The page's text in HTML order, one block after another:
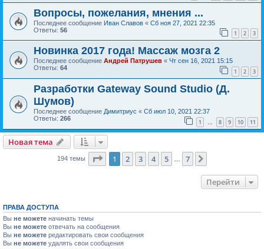
Вопросы, пожелания, мнения ...
Последнее сообщение Иван Славов « Сб ноя 27, 2021 22:35
Ответы: 56 1 2 3
Новинка 2017 года! Массаж мозга 2
Последнее сообщение Андрей Патрушев « Чт сен 16, 2021 15:15
Ответы: 64 1 2 3
Разработки Gateway Sound Studio (Д.
Шумов)
Последнее сообщение Димитриус « Сб июл 10, 2021 22:37
Ответы: 266 1 8 9 10 11
Новая тема
194 темы Страница из
1 2 3 4 5 7
Перейти
ПРАВА ДОСТУПА
Вы не можете начинать темы
Вы не можете отвечать на сообщения
Вы не можете редактировать свои сообщения
Вы не можете удалять свои сообщения